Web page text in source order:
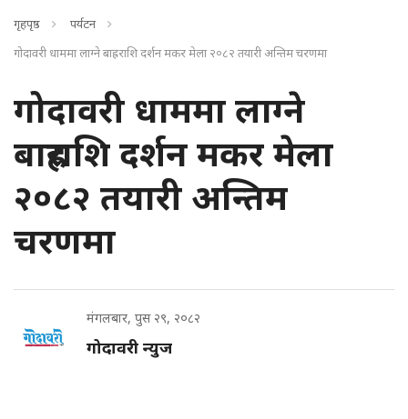
गृहपृष्ठ
पर्यटन
गोदावरी धाममा लाग्ने बाह्रराशि दर्शन मकर मेला २०८२ तयारी अन्तिम चरणमा
गोदावरी धाममा लाग्ने
बाह्रराशि दर्शन मकर मेला
२०८२ तयारी अन्तिम
चरणमा
मंगलबार, पुस २९, २०८२
गोदावरी न्युज